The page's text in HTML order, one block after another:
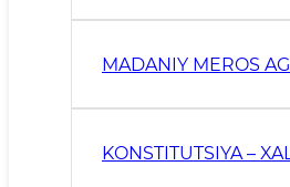
MADANIY MEROS
KONSTITUTSIYA –